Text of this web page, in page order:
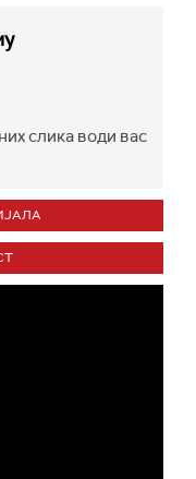
слика води вас